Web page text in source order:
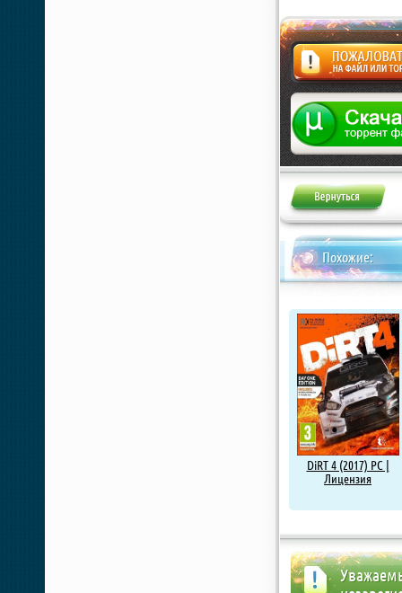
Жалоба
Похожие:
DiRT 4 (2017) PC |
Лицензия